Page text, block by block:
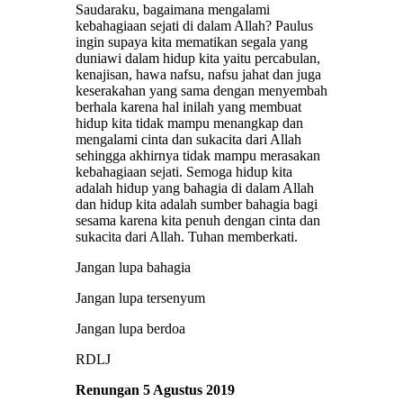
Saudaraku, bagaimana mengalami
kebahagiaan sejati di dalam Allah? Paulus
ingin supaya kita mematikan segala yang
duniawi dalam hidup kita yaitu percabulan,
kenajisan, hawa nafsu, nafsu jahat dan juga
keserakahan yang sama dengan menyembah
berhala karena hal inilah yang membuat
hidup kita tidak mampu menangkap dan
mengalami cinta dan sukacita dari Allah
sehingga akhirnya tidak mampu merasakan
kebahagiaan sejati. Semoga hidup kita
adalah hidup yang bahagia di dalam Allah
dan hidup kita adalah sumber bahagia bagi
sesama karena kita penuh dengan cinta dan
sukacita dari Allah. Tuhan memberkati.
Jangan lupa bahagia
Jangan lupa tersenyum
Jangan lupa berdoa
RDLJ
Renungan 5 Agustus 2019